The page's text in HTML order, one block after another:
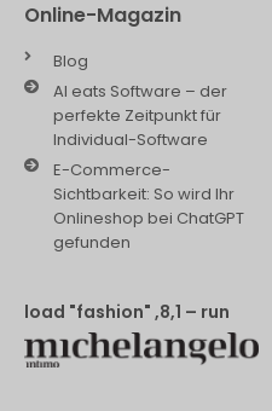
Online-Magazin
Blog
AI eats Software – der
perfekte Zeitpunkt für
Individual-Software
E-Commerce-
Sichtbarkeit: So wird Ihr
Onlineshop bei ChatGPT
gefunden
load "fashion" ,8,1 – run